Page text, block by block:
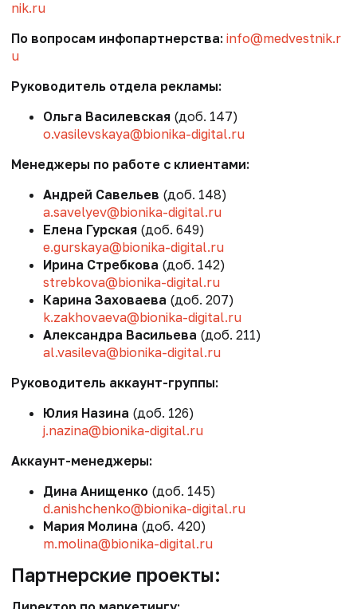
nik.ru
По вопросам инфопартнерства: info@medvestnik.r
u
Руководитель отдела рекламы:
Ольга Василевская (доб. 147)
o.vasilevskaya@bionika-digital.ru
Менеджеры по работе с клиентами:
Андрей Савельев (доб. 148)
a.savelyev@bionika-digital.ru
Елена Гурская (доб. 649)
e.gurskaya@bionika-digital.ru
Ирина Стребкова (доб. 142)
strebkova@bionika-digital.ru
Карина Заховаева (доб. 207)
k.zakhovaeva@bionika-digital.ru
Александра Васильева (доб. 211)
al.vasileva@bionika-digital.ru
Руководитель аккаунт-группы:
Юлия Назина (доб. 126)
j.nazina@bionika-digital.ru
Аккаунт-менеджеры:
Дина Анищенко (доб. 145)
d.anishchenko@bionika-digital.ru
Мария Молина (доб. 420)
m.molina@bionika-digital.ru
Партнерские проекты: